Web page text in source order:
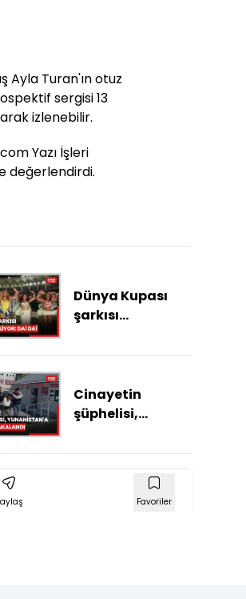
Ayla Turan'ın otuz
sergisi 13
izlenebilir.
Yazı İşleri
değerlendirdi.
Dünya Kupası
şarkısı
geliyor: Dai Dai
Cinayetin
şüphelisi,
kaçma
Favoriler